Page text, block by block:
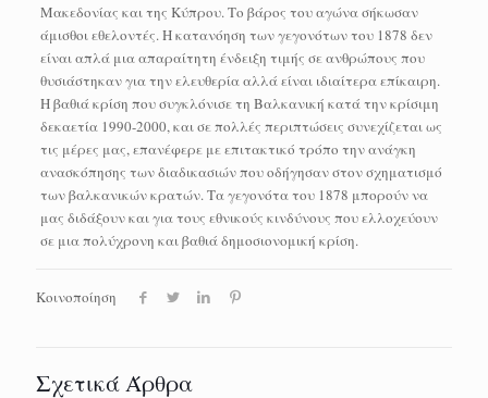
Μακεδονίας και της Κύπρου. Το βάρος του αγώνα σήκωσαν
άμισθοι εθελοντές. Η κατανόηση των γεγονότων του 1878 δεν
είναι απλά μια απαραίτητη ένδειξη τιμής σε ανθρώπους που
θυσιάστηκαν για την ελευθερία αλλά είναι ιδιαίτερα επίκαιρη.
Η βαθιά κρίση που συγκλόνισε τη Βαλκανική κατά την κρίσιμη
δεκαετία 1990-2000, και σε πολλές περιπτώσεις συνεχίζεται ως
τις μέρες μας, επανέφερε με επιτακτικό τρόπο την ανάγκη
ανασκόπησης των διαδικασιών που οδήγησαν στον σχηματισμό
των βαλκανικών κρατών. Τα γεγονότα του 1878 μπορούν να
μας διδάξουν και για τους εθνικούς κινδύνους που ελλοχεύουν
σε μια πολύχρονη και βαθιά δημοσιονομική κρίση.
Κοινοποίηση
Σχετικά Άρθρα